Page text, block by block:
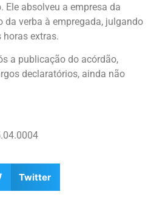
Ele absolveu a empresa da
verba à empregada, julgando
horas extras.
a publicação do acórdão,
declaratórios, ainda não
Twitter